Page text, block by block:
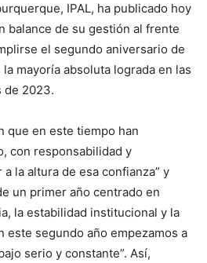
IPAL, ha publicado hoy
balance de su gestión al frente
el segundo aniversario de
mayoría absoluta lograda en las
de 2023.
que en este tiempo han
con responsabilidad y
la altura de esa confianza” y
un primer año centrado en
la estabilidad institucional y la
este segundo año empezamos a
serio y constante”. Así,